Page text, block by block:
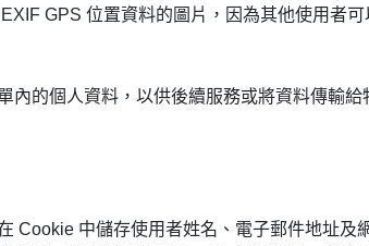
GPS 位置資料的圖片，因為其他使用者
內的個人資料，以供後續服務或將資料傳輸
Cookie 中儲存使用者姓名、電子郵件地址